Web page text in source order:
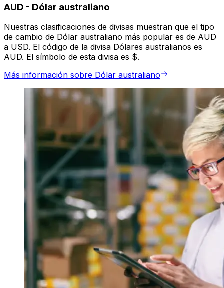
AUD - Dólar australiano
Nuestras clasificaciones de divisas muestran que el tipo
de cambio de Dólar australiano más popular es de AUD
a USD. El código de la divisa Dólares australianos es
AUD. El símbolo de esta divisa es $.
Más información sobre Dólar australiano